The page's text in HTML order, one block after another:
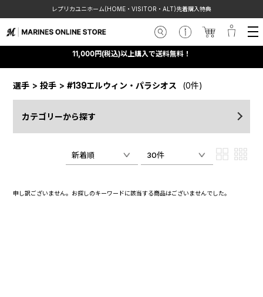
レプリカユニホーム(HOME・VISITOR・ALT)先着購入特典
11,000円(税込)以上購入で送料無料！
選手 >投手 >#139エルウィン・パラシオス (0件)
カテゴリーから探す
新着順 30件
申し訳ございません。お探しのキーワードに該当する商品はございませんでした。